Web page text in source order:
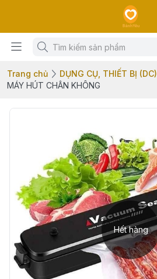
Trang chủ DỤNG CỤ, THIẾT BỊ (DC)
MÁY HÚT CHÂN KHÔNG
Hết hàng